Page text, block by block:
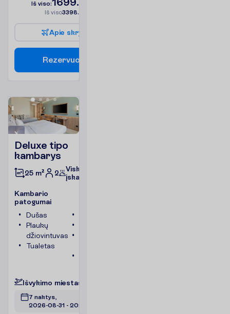
Iš viso:
Iš viso3398.00
Apie skry
Rezervuo
Deluxe tipo
kambarys
25 m² 2
Viskas
įskaičiuota
Kambario
patogumai
Dušas
Plaukų
džiovintuvas
Tualetas
Išvykimo miestas
7 naktys,
2026-08-31 - 2026-09-07